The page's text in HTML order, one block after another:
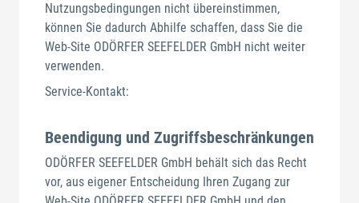
Nutzungsbedingungen nicht übereinstimmen,
können Sie dadurch Abhilfe schaffen, dass Sie die
Web-Site ODÖRFER SEEFELDER GmbH nicht weiter
verwenden.
Service-Kontakt:
Beendigung und Zugriffsbeschränkungen
ODÖRFER SEEFELDER GmbH behält sich das Recht
vor, aus eigener Entscheidung Ihren Zugang zur